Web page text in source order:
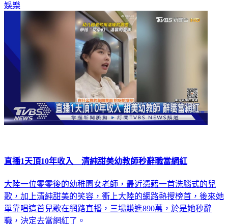
娛樂
直播1天頂10年收入 清純甜美幼教師秒辭職當網紅
大陸一位零零後的幼稚園女老師，最近憑藉一首洗腦式的兒
歌，加上清純甜美的笑容，衝上大陸的網路熱搜榜首，後來她
單靠唱這首兒歌在網路直播，三場賺進890萬，於是她秒辭
職，決定去當網紅了。